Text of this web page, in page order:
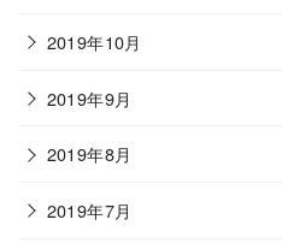
2019年10月
2019年9月
2019年8月
2019年7月